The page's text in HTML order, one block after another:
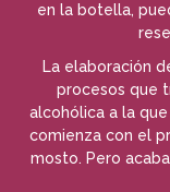
en la botella,
La elaboración
procesos que
alcohólica a la
comienza con el
mosto. Pero